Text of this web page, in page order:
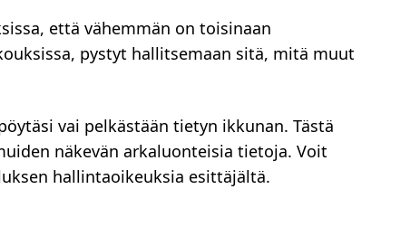
että vähemmän on toisinaan
pystyt hallitsemaan sitä, mitä muut
vai pelkästään tietyn ikkunan. Tästä
näkevän arkaluonteisia tietoja. Voit
hallintaoikeuksia esittäjältä.